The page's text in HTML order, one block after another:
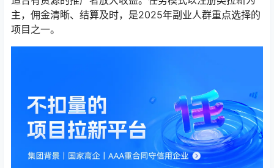
主，佣金清晰、结算及时，是2025年副业人群重点选择的
项目之一。